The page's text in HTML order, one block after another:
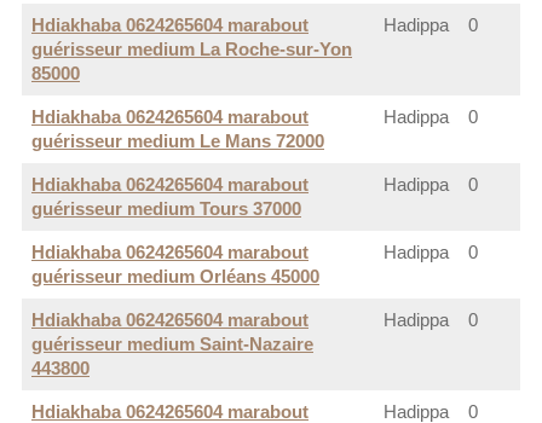
Hdiakhaba 0624265604 marabout
guérisseur medium La Roche-sur-Yon
85000
Hadippa 0
Hdiakhaba 0624265604 marabout
guérisseur medium Le Mans 72000
Hadippa 0
Hdiakhaba 0624265604 marabout
guérisseur medium Tours 37000
Hadippa 0
Hdiakhaba 0624265604 marabout
guérisseur medium Orléans 45000
Hadippa 0
Hdiakhaba 0624265604 marabout
guérisseur medium Saint-Nazaire
443800
Hadippa 0
Hdiakhaba 0624265604 marabout
Hadippa 0